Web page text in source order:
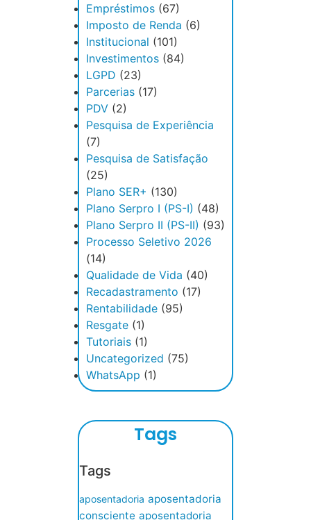
Empréstimos (67)
Imposto de Renda (6)
Institucional (101)
Investimentos (84)
LGPD (23)
Parcerias (17)
PDV (2)
Pesquisa de Experiência
(7)
Pesquisa de Satisfação
(25)
Plano SER+ (130)
Plano Serpro I (PS-I) (48)
Plano Serpro II (PS-II) (93)
Processo Seletivo 2026
(14)
Qualidade de Vida (40)
Recadastramento (17)
Rentabilidade (95)
Resgate (1)
Tutoriais (1)
Uncategorized (75)
WhatsApp (1)
Tags
Tags
aposentadoria aposentadoria
consciente aposentadoria